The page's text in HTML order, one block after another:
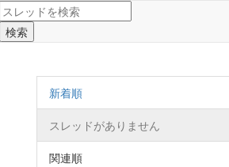
新着順
スレッドがありません
関連順